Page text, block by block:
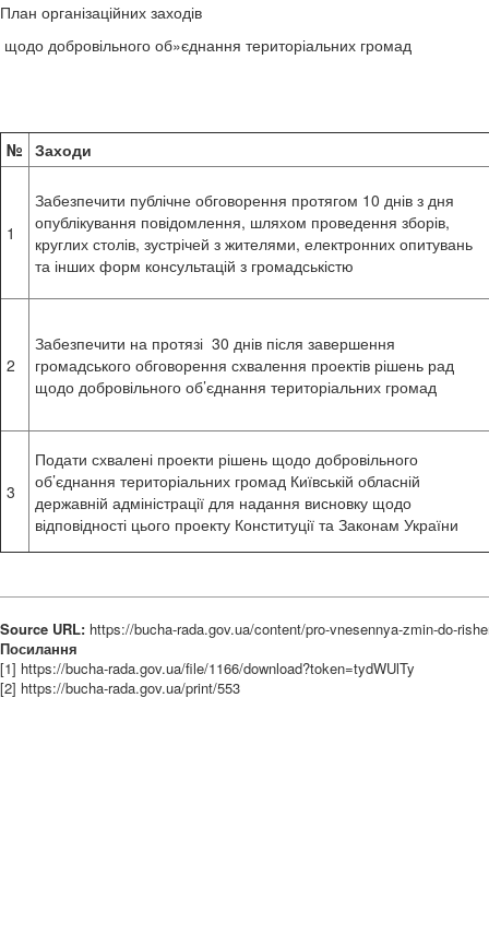
План організаційних заходів
щодо добровільного об»єднання територіальних громад
№ Заходи
1
Забезпечити публічне обговорення протягом 10 днів з дня
опублікування повідомлення, шляхом проведення зборів,
круглих столів, зустрічей з жителями, електронних опитувань
та інших форм консультацій з громадськістю
2
Забезпечити на протязі 30 днів після завершення
громадського обговорення схвалення проектів рішень рад
щодо добровільного об’єднання територіальних громад
3
Подати схвалені проекти рішень щодо добровільного
об’єднання територіальних громад Київській обласній
державній адміністрації для надання висновку щодо
відповідності цього проекту Конституції та Законам України
Source URL: https://bucha-rada.gov.ua/content/pro-vnesennya-zmin-do-
Посилання
[1] https://bucha-rada.gov.ua/file/1166/download?token=tydWUlTy
[2] https://bucha-rada.gov.ua/print/553